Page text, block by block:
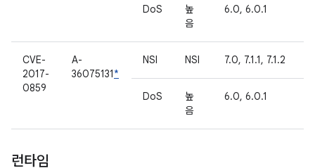
DoS
높
음
6.0, 6.0.1
CVE-
2017-
0859
A-
36075131*
NSI NSI 7.0, 7.1.1, 7.1.2
DoS
높
음
6.0, 6.0.1
런타임